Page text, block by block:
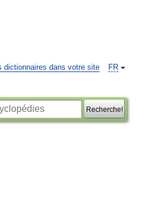
FR
dictionnaires dans votre site
Recherche!